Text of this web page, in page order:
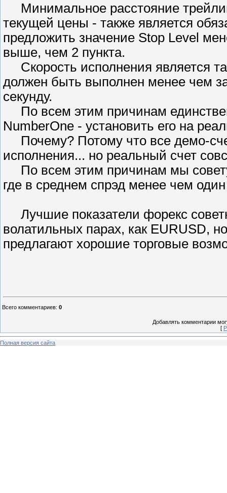
Минимальное расстояние
текущей цены - также является
предложить значение Stop Level
выше, чем 2 пункта.
Скорость исполнения является
должен быть выполнен менее чем
секунду.
По всем этим причинам
NumberOne - установить его на
Почему? Потому что все демо-
исполнения... но реальный счет
По всем этим причинам мы
где в среднем спрэд менее чем
Лучшие показатели форекс
волатильных парах, как EURUSD,
предлагают хорошие торговые
Всего комментариев: 0
Добавлять комментарии
[
Полная версия сайта